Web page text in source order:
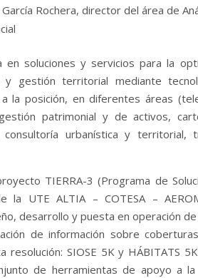
García Rochera, director del área de
en soluciones y servicios para la
y gestión territorial mediante
a la posición, en diferentes áreas
patrimonial y de activos,
consultoría urbanística y territorial,
TIERRA-3 (Programa de
la UTE ALTIA – COTESA –
desarrollo y puesta en operación de
de información sobre
resolución: SIOSE 5K y HÁBITATS
de herramientas de apoyo a la